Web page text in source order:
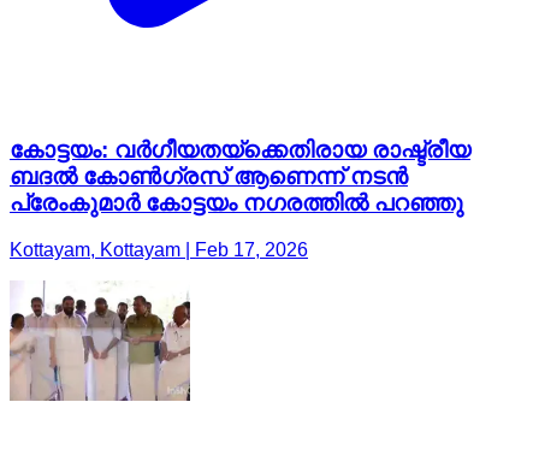
കോട്ടയം: വർഗീയതയ്ക്കെതിരായ രാഷ്ട്രീയ
ബദൽ കോൺഗ്രസ് ആണെന്ന് നടൻ
പ്രേംകുമാർ കോട്ടയം നഗരത്തിൽ പറഞ്ഞു
Kottayam, Kottayam | Feb 17, 2026